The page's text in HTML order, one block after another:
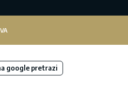
google pretrazi